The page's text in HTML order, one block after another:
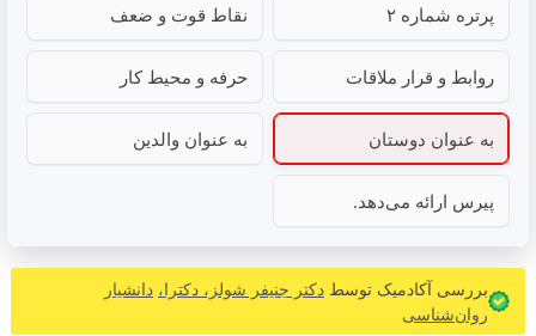
پرتره شماره ۲ نقاط قوت و ضعف
روابط و قرار ملاقات حرفه و محیط کار
به عنوان دوستان به عنوان والدین
پیرس ارائه می‌دهد.
بررسی آکادمیک توسط دکتر جنیفر شولز، دکترا، دانشیار
روان‌شناسی